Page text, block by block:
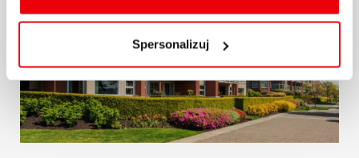
usuwania z przeglądarki internetowej, znajdują się
Spersonalizuj